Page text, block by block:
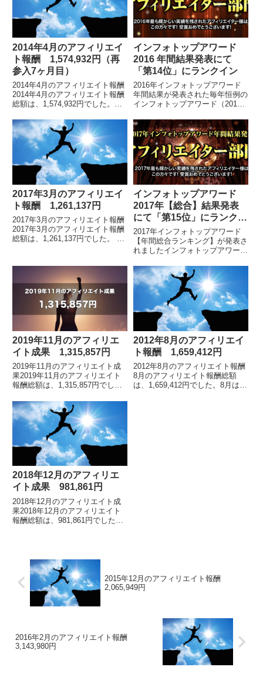
2014年4月のアフィリエイ
ト報酬 1,574,932円（再
参入7ヶ月目）
2014年4月のアフィリエイト報酬
2014年4月のアフィリエイト報酬
総額は、1,574,932円でした。画
リエイトを再開してからの報酬推
移はこちらです。2013年10
月 ...
インフォトップアワード
2016 年間結果発表にて
「第14位」にランクイン
2016年インフォトップアワード
年間結果が発表された毎年恒例の
インフォトップアワード（2016
した。私は第14位にランクイン
をしました。 2016年インフォト
ップアワード...
2017年3月のアフィリエイ
ト報酬 1,261,137円
2017年3月のアフィリエイト報酬
2017年3月のアフィリエイト報酬
総額は、1,261,137円でした。 各
ートしてから毎月の報酬額の推移
インフォトップアワード
2017年【総合】結果発表
にて「第15位」にランクイ
ン
2017年インフォトップアワード
【年間総合ランキング】が発表さ
れましたインフォトップアワード
が発表されました。私は「売上部
門」において第15位にランクイ
ンをしました。 ...
2019年11月のアフィリエ
イト成果 1,315,857円
2019年11月のアフィリエイト成
果2019年11月のアフィリエイト
報酬総額は、1,315,857円でし
ンフォトップ管理画面のフォーマ
ットが変わりました。アフィリエ
イ...
2012年8月のアフィリエイ
ト報酬 1,659,412円
2012年8月のアフィリエイト報酬
8月のアフィリエイト報酬総額
は、1,659,412円でした。8月は、
2018年12月のアフィリエ
イト成果 981,861円
2018年12月のアフィリエイト成
果2018年12月のアフィリエイト
報酬総額は、981,861円でした。
2015年12月のアフィリエイト報酬
2,065,949円
2016年2月のアフィリエイト報酬
3,143,980円